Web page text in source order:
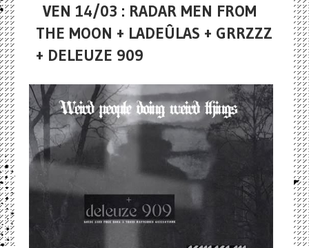
VEN 14/03 : RADAR MEN FROM
THE MOON + LADEÛLAS + GRRZZZ
+ DELEUZE 909